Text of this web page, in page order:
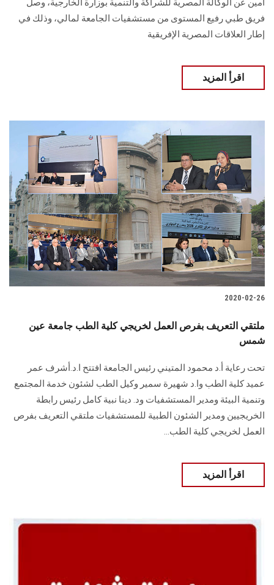
فريق طبي رفيع المستوى من مستشفيات الجامعة لمالي، وذلك في
إطار العلاقات المصرية الإفريقية
اقرأ المزيد
2020-02-26
ملتقي التعريف بفرص العمل لخريجي كلية الطب جامعة عين
شمس
تحت رعاية أ.د محمود المتيني رئيس الجامعة افتتح ا.د.أشرف عمر
عميد كلية الطب وا.د شهيرة سمير وكيل الطب لشئون خدمة المجتمع
وتنمية البيئة ومدير المستشفيات ود. دينا نبية كامل رئيس رابطة
الخريجيين ومدير الشئون الطبية للمستشفيات ملتقي التعريف بفرص
العمل لخريجي كلية الطب...
اقرأ المزيد